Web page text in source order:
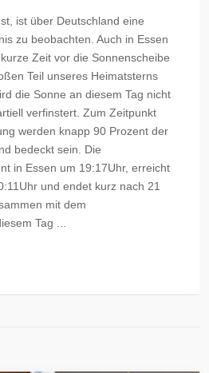
ist über Deutschland eine
zu beobachten. Auch in Essen
Zeit vor die Sonnenscheibe
Teil unseres Heimatsterns
die Sonne an diesem Tag nicht
verfinstert. Zum Zeitpunkt
werden knapp 90 Prozent der
bedeckt sein. Die
in Essen um 19:17Uhr, erreicht
und endet kurz nach 21
mit dem
Tag ...